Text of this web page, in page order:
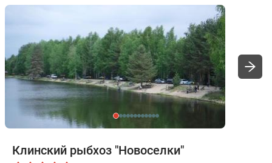
Клинский рыбхоз "Новоселки"